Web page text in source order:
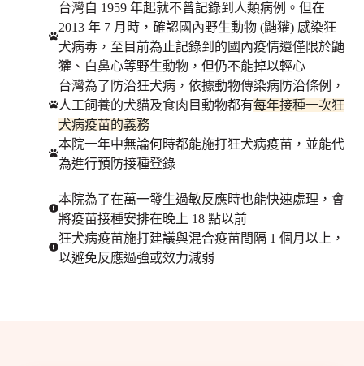
台灣自 1959 年起就不曾記錄到人類病例。但在
2013 年 7 月時，確認國內野生動物 (鼬獾) 感染狂
犬病毒，至目前為止記錄到的國內疫情還僅限於鼬
獾、白鼻心等野生動物，但仍不能掉以輕心
台灣為了防治狂犬病，依據動物傳染病防治條例，
人工飼養的犬貓及食肉目動物都有每年接種一次狂
犬病疫苗的義務
本院一年中無論何時都能施打狂犬病疫苗，並能代
為進行預防接種登錄
本院為了在萬一發生過敏反應時也能快速處理，會
將疫苗接種安排在晚上 18 點以前
狂犬病疫苗施打建議與混合疫苗間隔 1 個月以上，
以避免反應過強或效力減弱